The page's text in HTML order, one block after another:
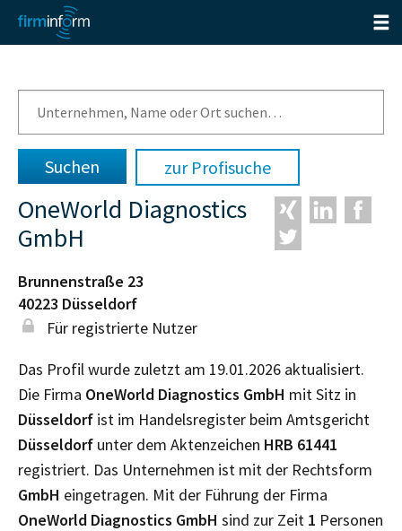
zur Profisuche
OneWorld Diagnostics
GmbH
Brunnenstraße 23
40223 Düsseldorf
Für registrierte Nutzer
Das Profil wurde zuletzt am 19.01.2026 aktualisiert.
Die Firma OneWorld Diagnostics GmbH mit Sitz in
Düsseldorf ist im Handelsregister beim Amtsgericht
Düsseldorf unter dem Aktenzeichen HRB 61441
registriert. Das Unternehmen ist mit der Rechtsform
GmbH eingetragen. Mit der Führung der Firma
OneWorld Diagnostics GmbH sind zur Zeit 1 Personen